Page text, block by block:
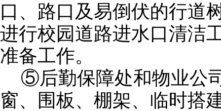
口、路口及易倒伏的行道
进行校园道路进水口清洁
准备工作。
⑤后勤保障处和物业公
窗、围板、棚架、临时搭